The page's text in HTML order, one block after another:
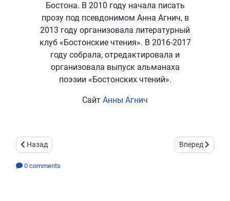
Бостона. В 2010 году начала писать
прозу под псевдонимом Анна Агнич, в
2013 году организовала литературный
клуб «Бостонские чтения». В 2016-2017
году собрала, отредактировала и
организовала выпуск альманаха
поэзии «Бостонских чтений».
Сайт Анны Агнич
Предыдущий: etCetera
Назад Следующий:
Вперед
0 comments